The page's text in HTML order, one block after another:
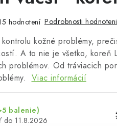
hodnotení Podrobnosti
kožné problémy,
A to nie je všetko, koreň
problémov. Od tráviacich
Viac informácií
balenie)
11.8.2026